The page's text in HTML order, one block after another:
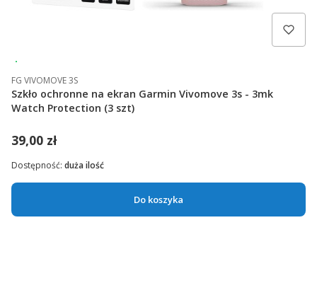
FG VIVOMOVE 3S
Szkło ochronne na ekran Garmin Vivomove 3s - 3mk
Watch Protection (3 szt)
39,00 zł
Do koszyka
Dostępność: duża ilość